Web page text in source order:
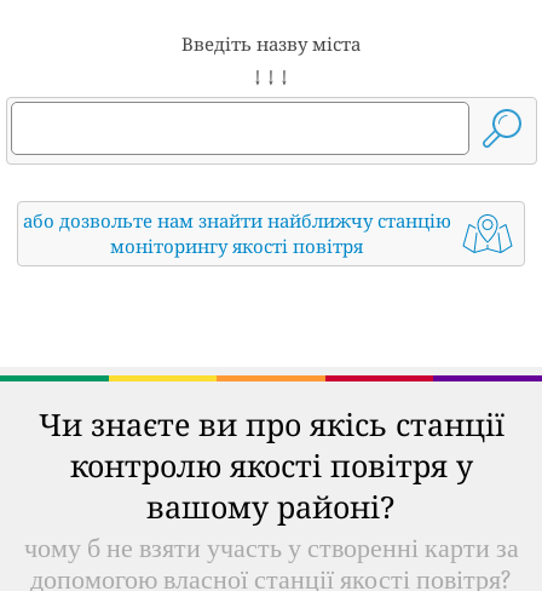
Введіть назву міста
↓ ↓ ↓
або дозвольте нам знайти найближчу станцію
моніторингу якості повітря
Чи знаєте ви про якісь станції
контролю якості повітря у
вашому районі?
чому б не взяти участь у створенні карти за
допомогою власної станції якості повітря?